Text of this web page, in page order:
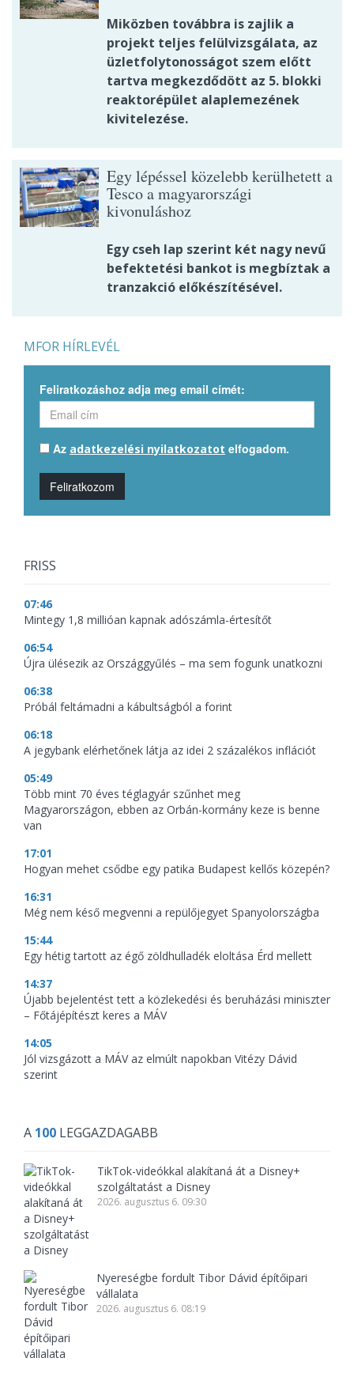
Miközben továbbra is zajlik a
projekt teljes felülvizsgálata, az
üzletfolytonosságot szem előtt
tartva megkezdődött az 5. blokki
reaktorépület alaplemezének
kivitelezése.
Egy lépéssel közelebb kerülhetett a
Tesco a magyarországi
kivonuláshoz
Egy cseh lap szerint két nagy nevű
befektetési bankot is megbíztak a
tranzakció előkészítésével.
MFOR HÍRLEVÉL
Feliratkozáshoz adja meg email címét:
Az adatkezelési nyilatkozatot elfogadom.
Feliratkozom
FRISS
07:46
Mintegy 1,8 millióan kapnak adószámla-értesítőt
06:54
Újra ülésezik az Országgyűlés – ma sem fogunk unatkozni
06:38
Próbál feltámadni a kábultságból a forint
06:18
A jegybank elérhetőnek látja az idei 2 százalékos inflációt
05:49
Több mint 70 éves téglagyár szűnhet meg
Magyarországon, ebben az Orbán-kormány keze is benne
van
17:01
Hogyan mehet csődbe egy patika Budapest kellős közepén?
16:31
Még nem késő megvenni a repülőjegyet Spanyolországba
15:44
Egy hétig tartott az égő zöldhulladék eloltása Érd mellett
14:37
Újabb bejelentést tett a közlekedési és beruházási miniszter
– Főtájépítészt keres a MÁV
14:05
Jól vizsgázott a MÁV az elmúlt napokban Vitézy Dávid
szerint
A 100 LEGGAZDAGABB
TikTok-videókkal alakítaná át a Disney+
szolgáltatást a Disney
2026. augusztus 6. 09:30
Nyereségbe fordult Tibor Dávid építőipari
vállalata
2026. augusztus 6. 08:19